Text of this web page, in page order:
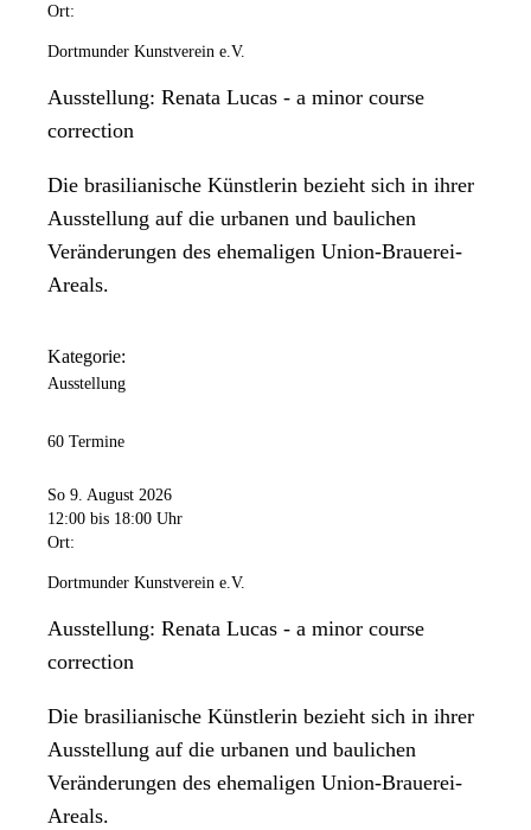
Ort:
Dortmunder Kunstverein e.V.
Ausstellung: Renata Lucas - a minor course
correction
Die brasilianische Künstlerin bezieht sich in ihrer
Ausstellung auf die urbanen und baulichen
Veränderungen des ehemaligen Union-Brauerei-
Areals.
Kategorie:
Ausstellung
60 Termine
So 9. August 2026
12:00 bis 18:00 Uhr
Ort:
Dortmunder Kunstverein e.V.
Ausstellung: Renata Lucas - a minor course
correction
Die brasilianische Künstlerin bezieht sich in ihrer
Ausstellung auf die urbanen und baulichen
Veränderungen des ehemaligen Union-Brauerei-
Areals.